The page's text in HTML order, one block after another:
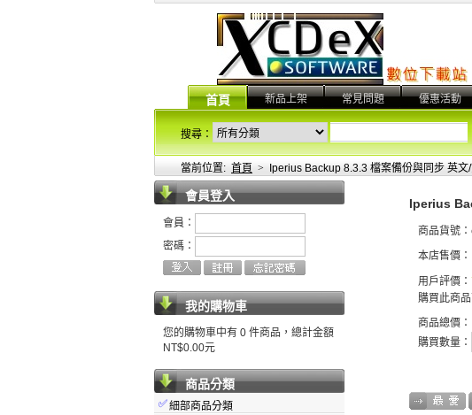
首頁 新品上架 常見問題 優惠活動
搜尋：
當前位置: 首頁 > Iperius Backup 8.3.3 檔案備份與同步 英文
會員登入
會員：
密碼：
我的購物車
您的購物車中有 0 件商品，總計金額
NT$0.00元
商品分類
✅細部商品分類
Iperius
商品貨號
本店售價：
用戶評價：
購買此商
商品總價：
購買數量：